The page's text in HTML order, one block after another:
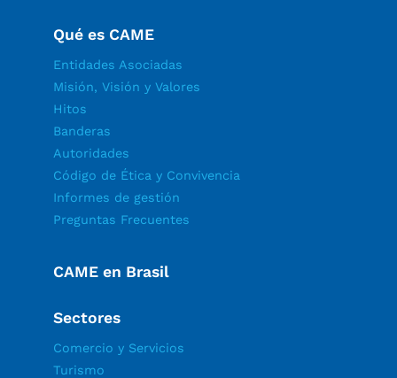
Qué es CAME
Entidades Asociadas
Misión, Visión y Valores
Hitos
Banderas
Autoridades
Código de Ética y Convivencia
Informes de gestión
Preguntas Frecuentes
CAME en Brasil
Sectores
Comercio y Servicios
Turismo